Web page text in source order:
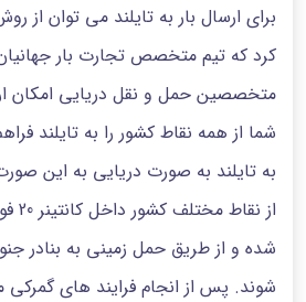
برای ارسال بار به تایلند می توان از
کرد که تیم متخصص تجارت بار جهانیان
متخصصین حمل و نقل دریایی امکان
شما از همه نقاط کشور را به تایلند
به تایلند به صورت دریایی به این
شده و از طریق حمل زمینی به بنادر
شوند. پس از انجام فرایند های گمرکی